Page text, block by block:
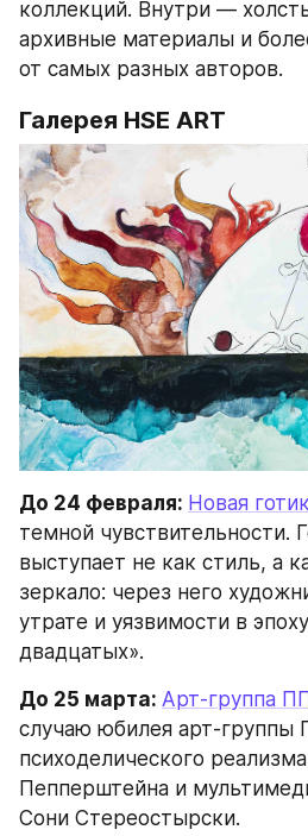
коллекций. Внутри —
архивные материалы и
от самых разных авторов.
Галерея HSE ART
До 24 февраля: Новая
темной чувствительности.
выступает не как стиль, а
зеркало: через него
утрате и уязвимости в
двадцатых».
До 25 марта: Арт-группа
случаю юбилея арт-группы
психоделического
Пепперштейна и
Сони Стереостырски.